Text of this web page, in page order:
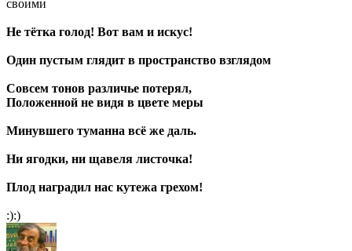
своими
Не тётка голод! Вот вам и искус!
Один пустым глядит в пространство взглядом
Совсем тонов различье потерял,
Положенной не видя в цвете меры
Минувшего туманна всё же даль.
Ни ягодки, ни щавеля листочка!
Плод наградил нас кутежа грехом!
:):)